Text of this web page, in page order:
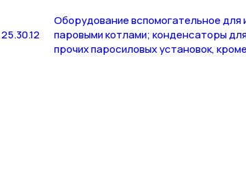
25.30.12
Оборудование вспомогательное для
паровыми котлами; конденсаторы
прочих паросиловых установок, кроме